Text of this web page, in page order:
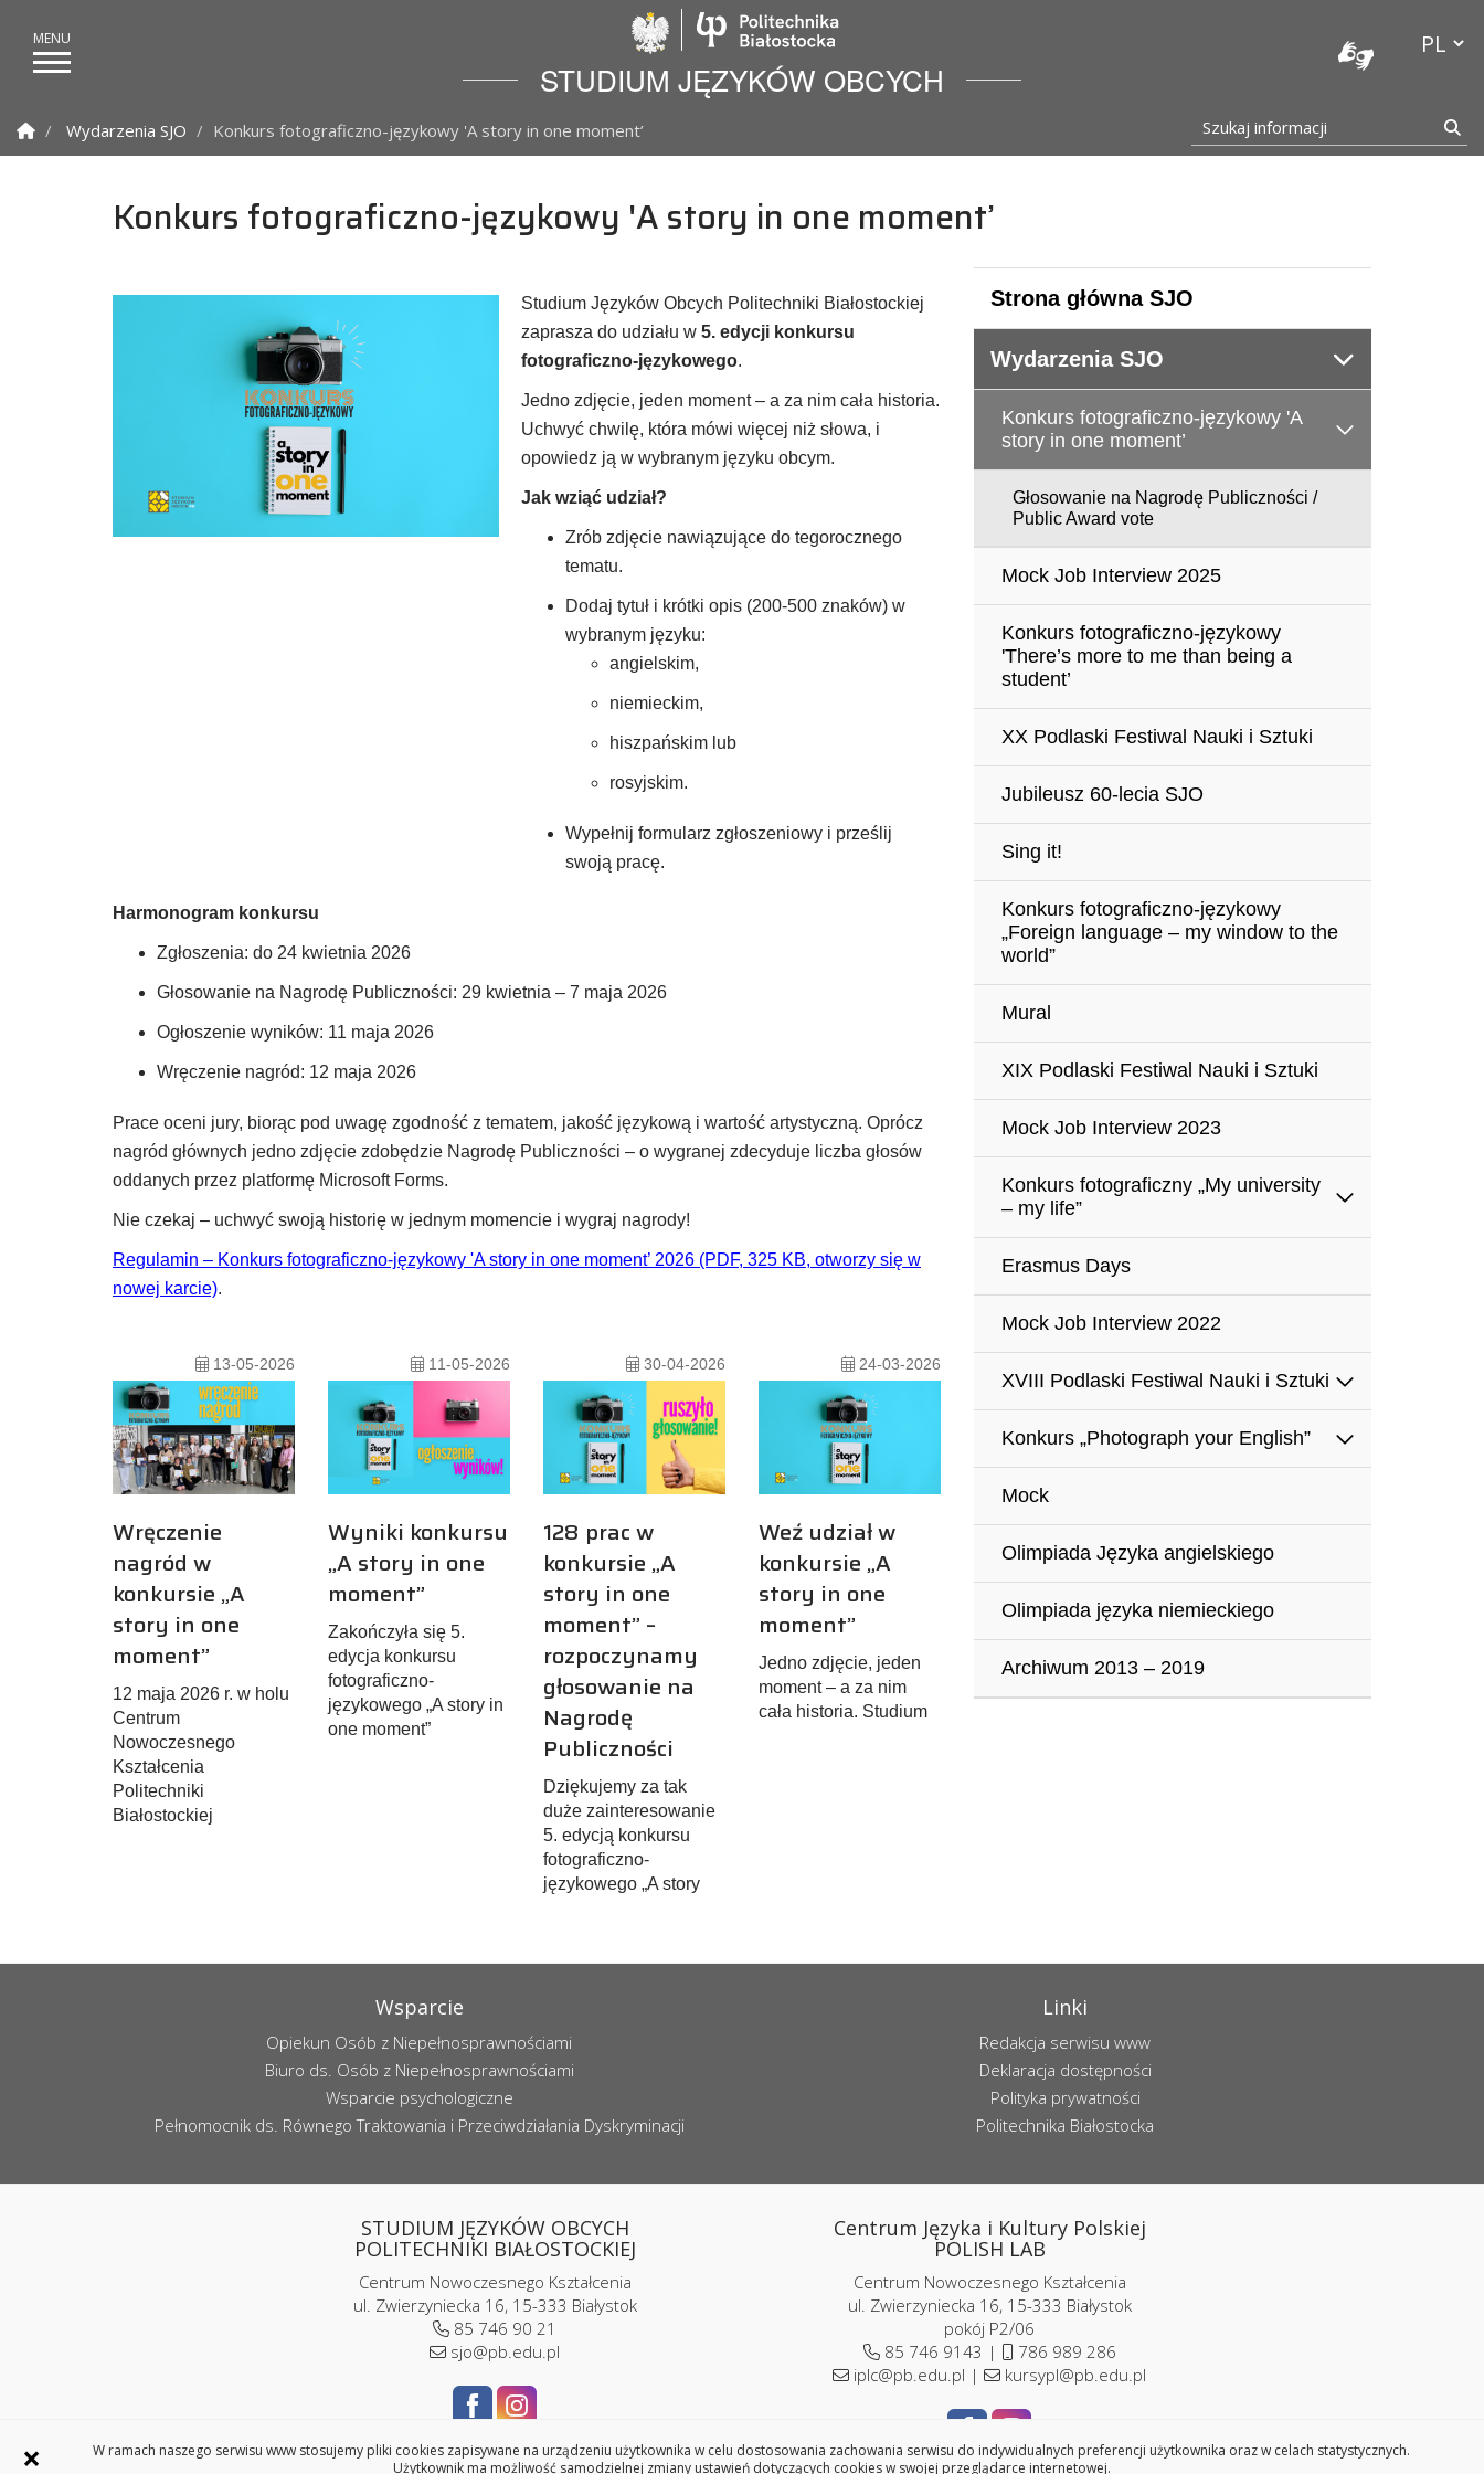
×
W ramach naszego serwisu www stosujemy pliki cookies zapisywane na urządzeniu użytkownika w celu dostosowania zachowania serwisu do indywidualnych preferencji użytkownika oraz w celach statystycznych.
Użytkownik ma możliwość samodzielnej zmiany ustawień dotyczących cookies w swojej przeglądarce internetowej.
STUDIUM JĘZYKÓW OBCYCH
Strona Główna
Wydarzenia SJO Konkurs fotograficzno-językowy 'A story in one moment’ Szukaj informacji
Konkurs fotograficzno-językowy 'A story in one moment’
Studium Języków Obcych Politechniki Białostockiej
zaprasza do udziału w 5. edycji konkursu
fotograficzno-językowego.
Jedno zdjęcie, jeden moment – a za nim cała historia.
Uchwyć chwilę, która mówi więcej niż słowa, i
opowiedz ją w wybranym języku obcym.
Jak wziąć udział?
Zrób zdjęcie nawiązujące do tegorocznego
tematu.
Dodaj tytuł i krótki opis (200-500 znaków) w
wybranym języku:
angielskim,
niemieckim,
hiszpańskim lub
rosyjskim.
Wypełnij formularz zgłoszeniowy i prześlij
swoją pracę.
Harmonogram konkursu
Zgłoszenia: do 24 kwietnia 2026
Głosowanie na Nagrodę Publiczności: 29 kwietnia – 7 maja 2026
Ogłoszenie wyników: 11 maja 2026
Wręczenie nagród: 12 maja 2026
Prace oceni jury, biorąc pod uwagę zgodność z tematem, jakość językową i wartość artystyczną. Oprócz
nagród głównych jedno zdjęcie zdobędzie Nagrodę Publiczności – o wygranej zdecyduje liczba głosów
oddanych przez platformę Microsoft Forms.
Nie czekaj – uchwyć swoją historię w jednym momencie i wygraj nagrody!
Regulamin – Konkurs fotograficzno-językowy 'A story in one moment’ 2026 (PDF, 325 KB, otworzy się w
nowej karcie).
13-05-2026
Wręczenie
nagród w
konkursie „A
story in one
moment”
12 maja 2026 r. w holu
Centrum
Nowoczesnego
Kształcenia
Politechniki
Białostockiej
11-05-2026
Wyniki konkursu
„A story in one
moment”
Zakończyła się 5.
edycja konkursu
fotograficzno-
językowego „A story in
one moment”
30-04-2026
128 prac w
konkursie „A
story in one
moment” –
rozpoczynamy
głosowanie na
Nagrodę
Publiczności
Dziękujemy za tak
duże zainteresowanie
5. edycją konkursu
fotograficzno-
językowego „A story
24-03-2026
Weź udział w
konkursie „A
story in one
moment”
Jedno zdjęcie, jeden
moment – a za nim
cała historia. Studium
Strona główna SJO
Wydarzenia SJO
Konkurs fotograficzno-językowy 'A
story in one moment’
Głosowanie na Nagrodę Publiczności /
Public Award vote
Mock Job Interview 2025
Konkurs fotograficzno-językowy
'There’s more to me than being a
student’
XX Podlaski Festiwal Nauki i Sztuki
Jubileusz 60-lecia SJO
Sing it!
Konkurs fotograficzno-językowy
„Foreign language – my window to the
world”
Mural
XIX Podlaski Festiwal Nauki i Sztuki
Mock Job Interview 2023
Konkurs fotograficzny „My university
– my life”
Erasmus Days
Mock Job Interview 2022
XVIII Podlaski Festiwal Nauki i Sztuki
Konkurs „Photograph your English”
Mock
Olimpiada Języka angielskiego
Olimpiada języka niemieckiego
Archiwum 2013 – 2019
Wsparcie
Opiekun Osób z Niepełnosprawnościami
Biuro ds. Osób z Niepełnosprawnościami
Wsparcie psychologiczne
Pełnomocnik ds. Równego Traktowania i Przeciwdziałania Dyskryminacji
Linki
Redakcja serwisu www
Deklaracja dostępności
Polityka prywatności
Politechnika Białostocka
STUDIUM JĘZYKÓW OBCYCH
POLITECHNIKI BIAŁOSTOCKIEJ
Centrum Nowoczesnego Kształcenia
ul. Zwierzyniecka 16, 15-333 Białystok
85 746 90 21
sjo@pb.edu.pl
Centrum Języka i Kultury Polskiej
POLISH LAB
Centrum Nowoczesnego Kształcenia
ul. Zwierzyniecka 16, 15-333 Białystok
pokój P2/06
85 746 9143 |
786 989 286
iplc@pb.edu.pl |
kursypl@pb.edu.pl